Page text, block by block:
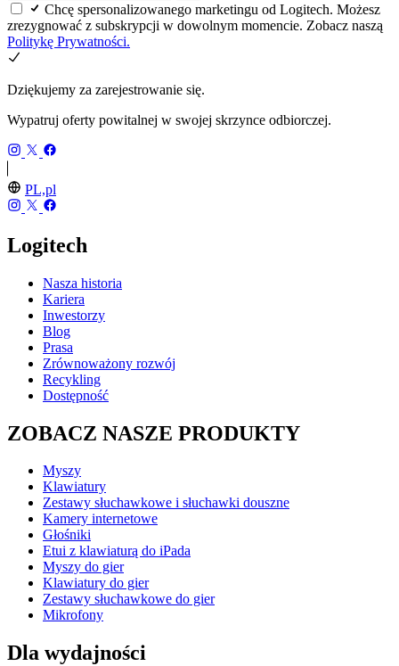
Chcę spersonalizowanego marketingu od Logitech. Możesz
zrezygnować z subskrypcji w dowolnym momencie. Zobacz naszą
Politykę Prywatności.
Dziękujemy za zarejestrowanie się.
Wypatruj oferty powitalnej w swojej skrzynce odbiorczej.
PL,pl
Logitech
Nasza historia
Kariera
Inwestorzy
Blog
Prasa
Zrównoważony rozwój
Recykling
Dostępność
ZOBACZ NASZE PRODUKTY
Myszy
Klawiatury
Zestawy słuchawkowe i słuchawki douszne
Kamery internetowe
Głośniki
Etui z klawiaturą do iPada
Myszy do gier
Klawiatury do gier
Zestawy słuchawkowe do gier
Mikrofony
Dla wydajności